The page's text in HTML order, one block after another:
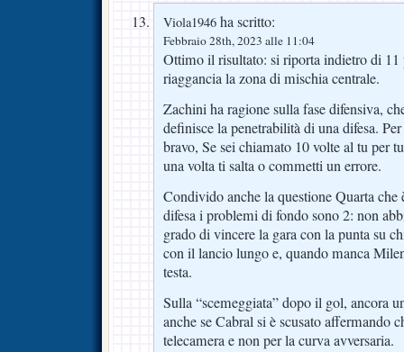
Viola1946 ha scritto:
Febbraio 28th, 2023 alle 11:04
Ottimo il risultato: si riporta indietro di
riaggancia la zona di mischia centrale.
Zachini ha ragione sulla fase difensiva,
definisce la penetrabilità di una difesa.
bravo, Se sei chiamato 10 volte al tu per
una volta ti salta o commetti un errore.
Condivido anche la questione Quarta
difesa i problemi di fondo sono 2: non
grado di vincere la gara con la punta su
con il lancio lungo e, quando manca
testa.
Sulla “scemeggiata” dopo il gol, ancora
anche se Cabral si è scusato affermando
telecamera e non per la curva avversaria.